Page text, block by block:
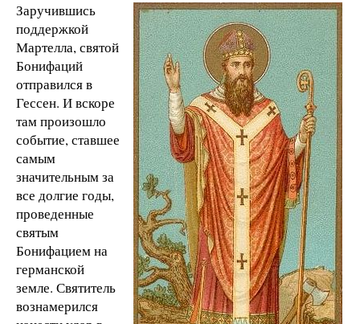
Заручившись
поддержкой
Мартелла, святой
Бонифаций
отправился в
Гессен. И вскоре
там произошло
событие, ставшее
самым
значительным за
все долгие годы,
проведенные
святым
Бонифацием на
германской
земле. Святитель
вознамерился